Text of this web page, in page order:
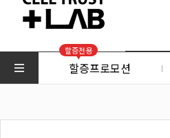
할증전용
할증프로모션